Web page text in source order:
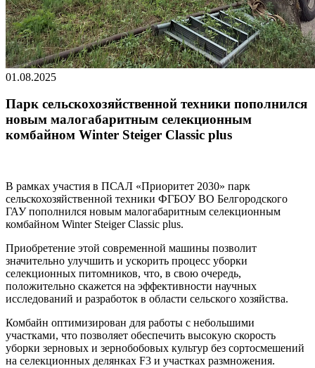
01.08.2025
Парк сельскохозяйственной техники пополнился
новым малогабаритным селекционным
комбайном Winter Steiger Classic plus
В рамках участия в ПСАЛ «Приоритет 2030» парк
сельскохозяйственной техники ФГБОУ ВО Белгородского
ГАУ пополнился новым малогабаритным селекционным
комбайном Winter Steiger Classic plus.
Приобретение этой современной машины позволит
значительно улучшить и ускорить процесс уборки
селекционных питомников, что, в свою очередь,
положительно скажется на эффективности научных
исследований и разработок в области сельского хозяйства.
Комбайн оптимизирован для работы с небольшими
участками, что позволяет обеспечить высокую скорость
уборки зерновых и зернобобовых культур без сортосмешений
на селекционных делянках F3 и участках размножения.